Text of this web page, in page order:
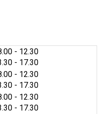
tot
- 12.30
tot
- 17.30
tot
- 12.30
tot
- 17.30
tot
- 12.30
tot
- 17.30